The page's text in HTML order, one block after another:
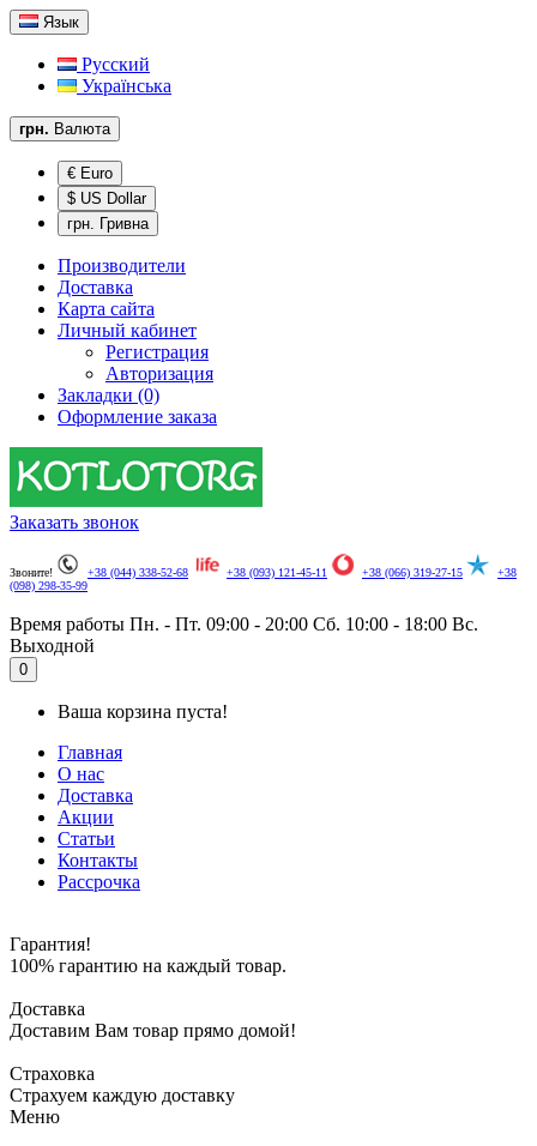
Язык
Русский
Українська
грн. Валюта
€ Euro
$ US Dollar
грн. Гривна
Производители
Доставка
Карта сайта
Личный кабинет
Регистрация
Авторизация
Закладки (0)
Оформление заказа
Заказать звонок
Звоните! +38 (044) 338-52-68 +38 (093) 121-45-11 +38 (066) 319-27-15
+38
(098) 298-35-99
Время работы Пн. - Пт. 09:00 - 20:00 Сб. 10:00 - 18:00 Вс.
Выходной
0
Ваша корзина пуста!
Главная
О нас
Доставка
Акции
Статьи
Контакты
Рассрочка
Гарантия!
100% гарантию на каждый товар.
Доставка
Доставим Вам товар прямо домой!
Страховка
Страхуем каждую доставку
Меню